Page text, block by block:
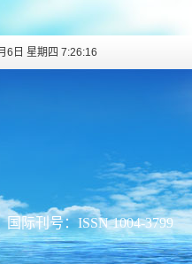
6日 星期四 7:26:17
际刊号：ISSN 1004-3799